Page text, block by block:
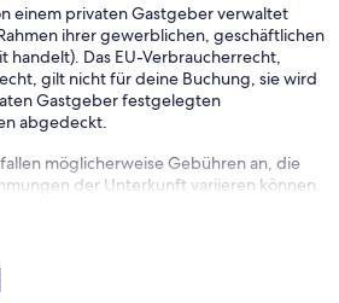
einem privaten Gastgeber verwaltet
ihrer gewerblichen, geschäftlichen
handelt). Das EU-Verbraucherrecht,
gilt nicht für deine Buchung, sie wird
Gastgeber festgelegten
abgedeckt.
möglicherweise Gebühren an, die
der Unterkunft variieren können.